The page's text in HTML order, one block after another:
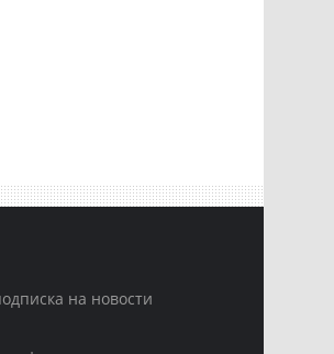
на новости